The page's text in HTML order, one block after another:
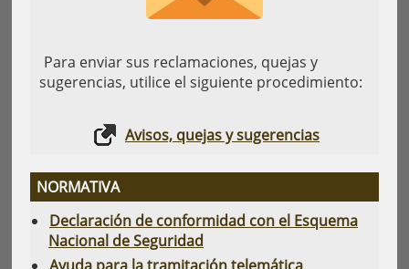
Para enviar sus reclamaciones, quejas y
sugerencias, utilice el siguiente procedimiento:
Avisos, quejas y sugerencias
NORMATIVA
Declaración de conformidad con el Esquema
Nacional de Seguridad